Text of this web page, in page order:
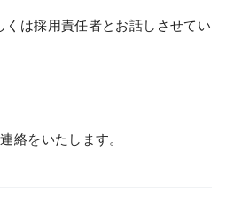
くは採用責任者とお話しさせてい
絡をいたします。